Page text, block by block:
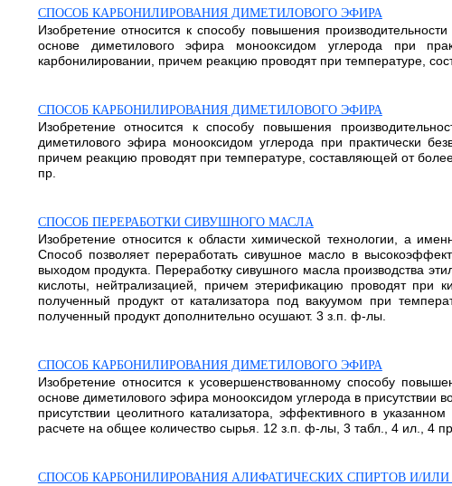
СПОСОБ КАРБОНИЛИРОВАНИЯ ДИМЕТИЛОВОГО ЭФИРА
Изобретение относится к способу повышения
основе диметилового эфира монооксидом углерода при
карбонилировании, причем реакцию проводят при температуре,
СПОСОБ КАРБОНИЛИРОВАНИЯ ДИМЕТИЛОВОГО ЭФИРА
Изобретение относится к способу повышения
диметилового эфира монооксидом углерода при практически
причем реакцию проводят при температуре, составляющей от
пр.
СПОСОБ ПЕРЕРАБОТКИ СИВУШНОГО МАСЛА
Изобретение относится к области химической технологии, а
Способ позволяет переработать сивушное масло в
выходом продукта. Переработку сивушного масла производства
кислоты, нейтрализацией, причем этерификацию проводят
полученный продукт от катализатора под вакуумом при
полученный продукт дополнительно осушают. 3 з.п. ф-лы.
СПОСОБ КАРБОНИЛИРОВАНИЯ ДИМЕТИЛОВОГО ЭФИРА
Изобретение относится к усовершенствованному способу
основе диметилового эфира монооксидом углерода в присутствии
присутствии цеолитного катализатора, эффективного в
расчете на общее количество сырья. 12 з.п. ф-лы, 3 табл., 4 ил., 4 пр.
СПОСОБ КАРБОНИЛИРОВАНИЯ АЛИФАТИЧЕСКИХ СПИРТОВ И/